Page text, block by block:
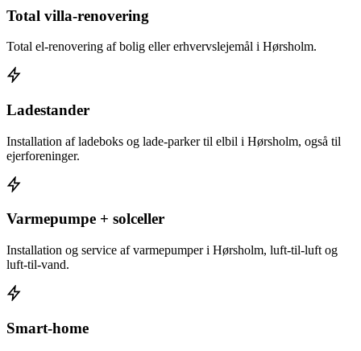
Total villa-renovering
Total el-renovering af bolig eller erhvervslejemål i Hørsholm.
Ladestander
Installation af ladeboks og lade-parker til elbil i Hørsholm, også til
ejerforeninger.
Varmepumpe + solceller
Installation og service af varmepumper i Hørsholm, luft-til-luft og
luft-til-vand.
Smart-home